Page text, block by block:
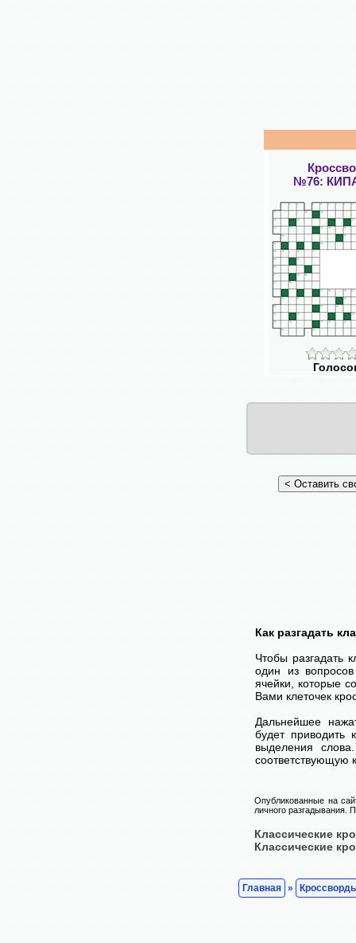
№76:
Как разгадать
Чтобы разгадать
один из
ячейки, которые
Вами клеточек
Дальнейшее
будет приводить
выделения
соответствующую
Опубликованные на
личного разгадывания.
Классические
Классические
Главная »